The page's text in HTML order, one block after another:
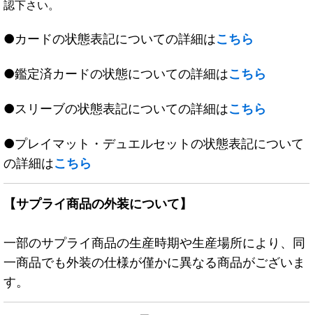
認下さい。
●カードの状態表記についての詳細はこちら
●鑑定済カードの状態についての詳細はこちら
●スリーブの状態表記についての詳細はこちら
●プレイマット・デュエルセットの状態表記について
の詳細はこちら
【サプライ商品の外装について】
一部のサプライ商品の生産時期や生産場所により、同
一商品でも外装の仕様が僅かに異なる商品がございま
す。